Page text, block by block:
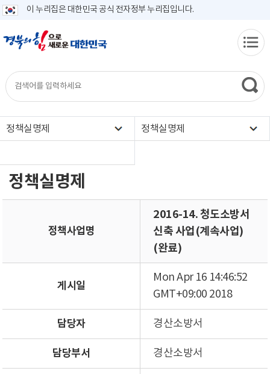
이 누리집은 대한민국 공식 전자정부 누리집입니다.
정책실명제 정책실명제
정책실명제
정책사업명
2016-14. 청도소방서
신축 사업(계속사업)
(완료)
게시일
Mon Apr 16 14:46:52
GMT+09:00 2018
담당자 경산소방서
담당부서 경산소방서